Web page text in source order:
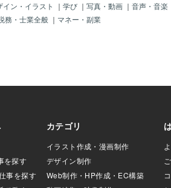
イン・イラスト ｜ 学び ｜ 写真・動画 ｜ 音声・音楽
務・士業全般 ｜ マネー・副業